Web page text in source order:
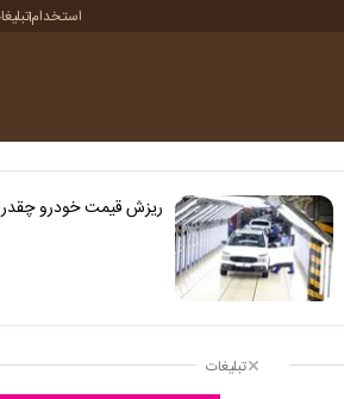
استخدام
ریزش قیمت خودرو چقدر
تبلیغات